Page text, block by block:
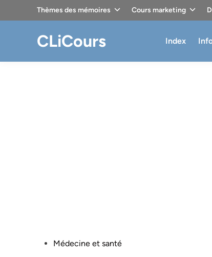
Thèmes des mémoires Cours marketing
CLiCours Index
PostedMédecine et santé